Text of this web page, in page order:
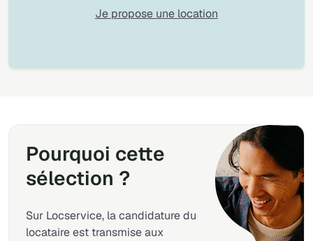
Je propose une location
Pourquoi cette
sélection ?
Sur Locservice, la candidature du
locataire est transmise aux